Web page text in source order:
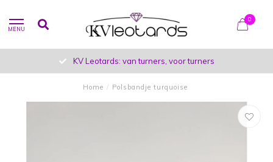
MENU
0
KV Leotards: van turners, voor turners
Home / Polsbandje turquoise